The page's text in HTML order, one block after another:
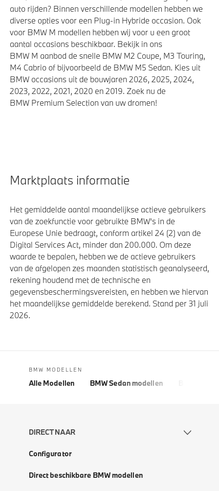
auto rijden? Binnen verschillende modellen hebben we
diverse opties voor een Plug-in Hybride occasion. Ook
voor BMW M modellen hebben wij voor u een groot
aantal occasions beschikbaar. Bekijk in ons
BMW M aanbod de snelle BMW M2 Coupe, M3 Touring,
M4 Cabrio of bijvoorbeeld de BMW M5 Sedan. Kies uit
BMW occasions uit de bouwjaren 2026, 2025, 2024,
2023, 2022, 2021, 2020 en 2019. Zoek nu de
BMW Premium Selection van uw dromen!
Marktplaats informatie
Het gemiddelde aantal maandelijkse actieve gebruikers
van de zoekfunctie voor gebruikte BMW's in de
Europese Unie bedraagt, conform artikel 24 (2) van de
Digital Services Act, minder dan 200.000. Om deze
waarde te bepalen, hebben we de actieve gebruikers
van de afgelopen zes maanden statistisch geanalyseerd,
rekening houdend met de technische en
gegevensbeschermingsvereisten, en hebben we hiervan
het maandelijkse gemiddelde berekend. Stand per 31 juli
2026.
BMW MODELLEN
Alle Modellen BMW Sedan modellen
DIRECT NAAR
Configurator
Direct beschikbare BMW modellen